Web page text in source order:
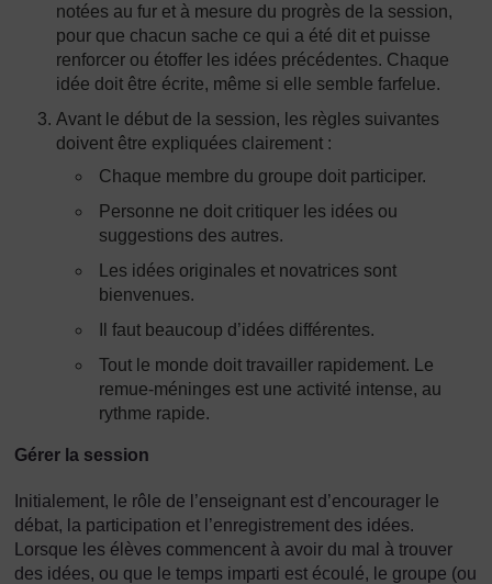
notées au fur et à mesure du progrès de la session,
pour que chacun sache ce qui a été dit et puisse
renforcer ou étoffer les idées précédentes. Chaque
idée doit être écrite, même si elle semble farfelue.
Avant le début de la session, les règles suivantes
doivent être expliquées clairement :
Chaque membre du groupe doit participer.
Personne ne doit critiquer les idées ou
suggestions des autres.
Les idées originales et novatrices sont
bienvenues.
Il faut beaucoup d’idées différentes.
Tout le monde doit travailler rapidement. Le
remue-méninges est une activité intense, au
rythme rapide.
Gérer la session
Initialement, le rôle de l’enseignant est d’encourager le
débat, la participation et l’enregistrement des idées.
Lorsque les élèves commencent à avoir du mal à trouver
des idées, ou que le temps imparti est écoulé, le groupe (ou